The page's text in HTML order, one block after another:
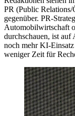
PR (Public
gegenüber. PR-
Automobilwirtschaft
durchschauen, ist
noch mehr KI-
weniger Zeit für